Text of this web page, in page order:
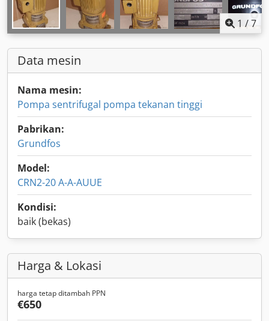
1 /7
Data mesin
Nama mesin:
Pompa sentrifugal pompa tekanan tinggi
Pabrikan:
Grundfos
Model:
CRN2-20 A-A-AUUE
Kondisi:
baik (bekas)
Harga & Lokasi
harga tetap ditambah PPN
€650